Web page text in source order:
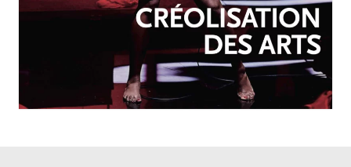
OCTOBRE-DÉCEMBRE 2025
Créolisation des arts